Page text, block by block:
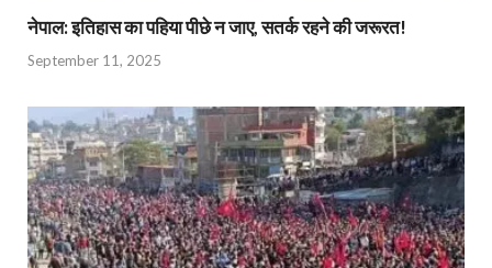
नेपाल: इतिहास का पहिया पीछे न जाए, सतर्क रहने की जरूरत!
September 11, 2025